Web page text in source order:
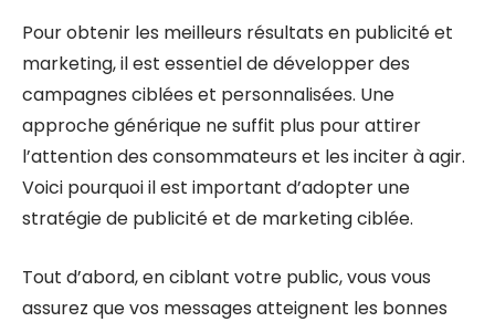
Pour obtenir les meilleurs résultats en publicité et
marketing, il est essentiel de développer des
campagnes ciblées et personnalisées. Une
approche générique ne suffit plus pour attirer
l’attention des consommateurs et les inciter à agir.
Voici pourquoi il est important d’adopter une
stratégie de publicité et de marketing ciblée.
Tout d’abord, en ciblant votre public, vous vous
assurez que vos messages atteignent les bonnes